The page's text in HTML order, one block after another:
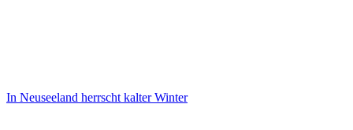
In Neuseeland herrscht kalter Winter